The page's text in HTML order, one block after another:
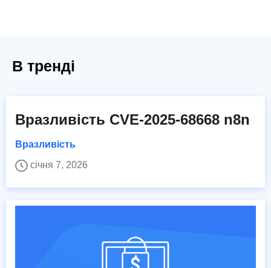
В тренді
Вразливість CVE-2025-68668 n8n
Вразливість
січня 7, 2026